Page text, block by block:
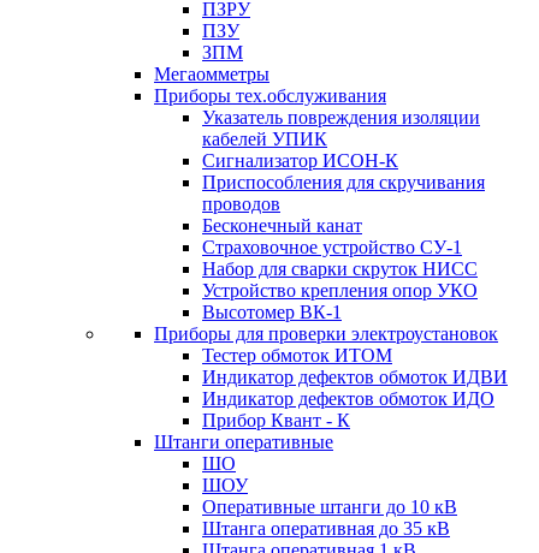
ПЗРУ
ПЗУ
ЗПМ
Мегаомметры
Приборы тех.обслуживания
Указатель повреждения изоляции
кабелей УПИК
Сигнализатор ИСОН-К
Приспособления для скручивания
проводов
Бесконечный канат
Страховочное устройство СУ-1
Набор для сварки скруток НИСС
Устройство крепления опор УКО
Высотомер ВК-1
Приборы для проверки электроустановок
Тестер обмоток ИТОМ
Индикатор дефектов обмоток ИДВИ
Индикатор дефектов обмоток ИДО
Прибор Квант - К
Штанги оперативные
ШО
ШОУ
Оперативные штанги до 10 кВ
Штанга оперативная до 35 кВ